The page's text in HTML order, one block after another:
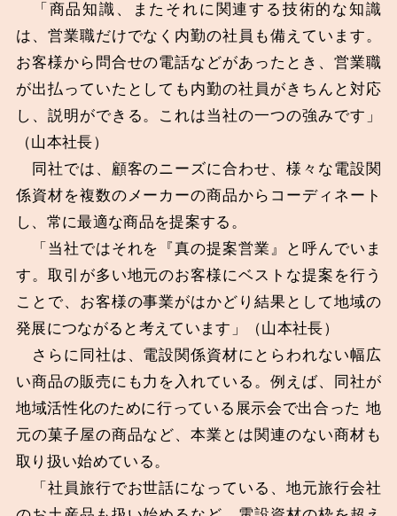
「商品知識、またそれに関連する技術的な知識
は、営業職だけでなく内勤の社員も備えています。
お客様から問合せの電話などがあったとき、営業職
が出払っていたとしても内勤の社員がきちんと対応
し、説明ができる。これは当社の一つの強みです」
（山本社長）
同社では、顧客のニーズに合わせ、様々な電設関
係資材を複数のメーカーの商品からコーディネート
し、常に最適な商品を提案する。
「当社ではそれを『真の提案営業』と呼んでいま
す。取引が多い地元のお客様にベストな提案を行う
ことで、お客様の事業がはかどり結果として地域の
発展につながると考えています」（山本社長）
さらに同社は、電設関係資材にとらわれない幅広
い商品の販売にも力を入れている。例えば、同社が
地域活性化のために行っている展示会で出合った 地
元の菓子屋の商品など、本業とは関連のない商材も
取り扱い始めている。
「社員旅行でお世話になっている、地元旅行会社